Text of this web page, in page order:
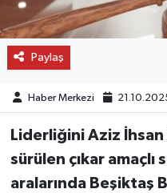
Paylaş
Haber Merkezi
Liderliğini Aziz İhsan
sürülen çıkar
aralarında Beşiktaş